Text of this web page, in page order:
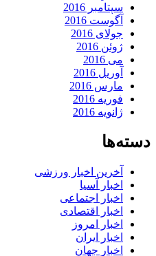
سپتامبر 2016
آگوست 2016
جولای 2016
ژوئن 2016
می 2016
آوریل 2016
مارس 2016
فوریه 2016
ژانویه 2016
دسته‌ها
آخرین اخبار ورزشی
اخبار آسیا
اخبار اجتماعی
اخبار اقتصادی
اخبار امروز
اخبار ایران
اخبار جهان